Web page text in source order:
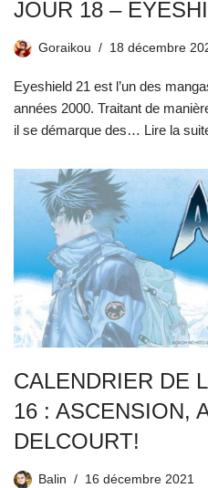
JOUR 18 –
Goraikou 18 décembre
Eyeshield 21 est l’un des
années 2000. Traitant de
il se démarque des… Lire la
CALENDRIER DE
16 : ASCENSION,
DELCOURT!
Balin 16 décembre 2021